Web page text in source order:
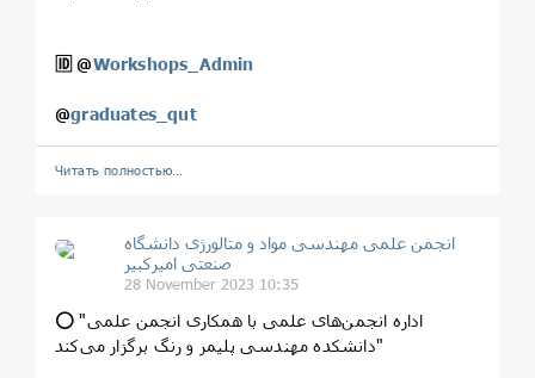
🆔@Workshops_Admin
@graduates_qut
Читать полностью…
انجمن علمی مهندسی مواد و متالورژی دانشگاه
صنعتی امیرکبیر
28 November 2023 10:35
⭕️ "اداره انجمن‌های علمی با همکاری انجمن علمی
دانشکده مهندسی پلیمر و رنگ برگزار می‌کند"